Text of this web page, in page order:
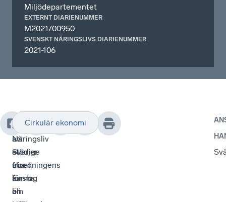
Miljödepartementet
EXTERNT DIARIENUMMER
M2021/00950
SVENSKT NÄRINGSLIVS DIARIENUMMER
2021-106
Svenskt
Näringsliv
stödjer
utredningens
förslag
om
För
att
Sverige
ska
kunna
bli
Införandet
av
ett
frival
är
än
Cirkulär ekonomi